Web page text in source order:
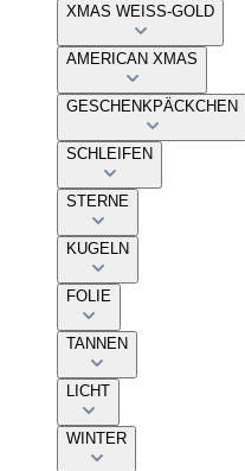
XMAS WEISS-GOLD
AMERICAN XMAS
GESCHENKPÄCKCHEN
SCHLEIFEN
STERNE
KUGELN
FOLIE
TANNEN
LICHT
WINTER